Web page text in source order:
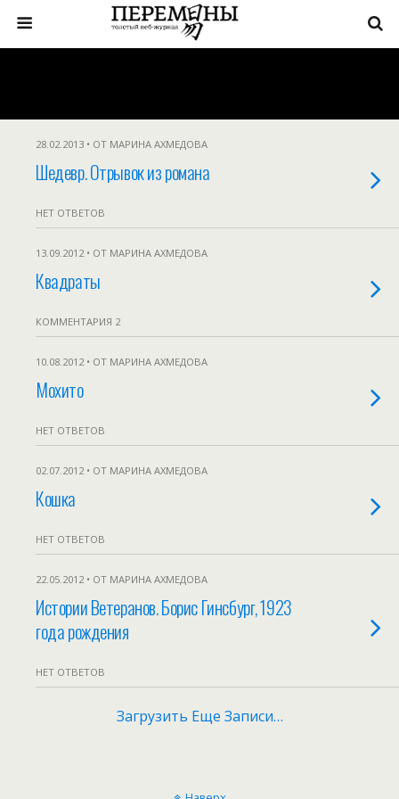
28.02.2013 • ОТ МАРИНА АХМЕДОВА
Шедевр. Отрывок из романа
НЕТ ОТВЕТОВ
13.09.2012 • ОТ МАРИНА АХМЕДОВА
Квадраты
КОММЕНТАРИЯ 2
10.08.2012 • ОТ МАРИНА АХМЕДОВА
Мохито
НЕТ ОТВЕТОВ
02.07.2012 • ОТ МАРИНА АХМЕДОВА
Кошка
НЕТ ОТВЕТОВ
22.05.2012 • ОТ МАРИНА АХМЕДОВА
Истории Ветеранов. Борис Гинсбург, 1923
года рождения
НЕТ ОТВЕТОВ
Загрузить Еще Записи…